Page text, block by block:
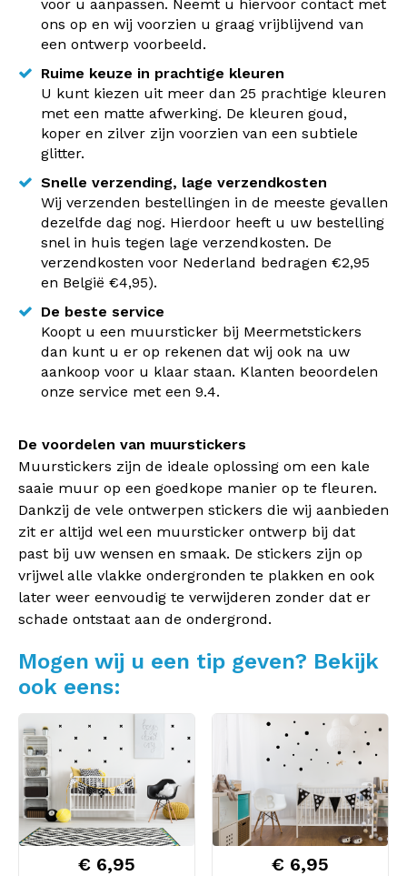
voor u aanpassen. Neemt u hiervoor contact met
ons op en wij voorzien u graag vrijblijvend van
een ontwerp voorbeeld.
Ruime keuze in prachtige kleuren
U kunt kiezen uit meer dan 25 prachtige kleuren
met een matte afwerking. De kleuren goud,
koper en zilver zijn voorzien van een subtiele
glitter.
Snelle verzending, lage verzendkosten
Wij verzenden bestellingen in de meeste gevallen
dezelfde dag nog. Hierdoor heeft u uw bestelling
snel in huis tegen lage verzendkosten. De
verzendkosten voor Nederland bedragen €2,95
en België €4,95).
De beste service
Koopt u een muursticker bij Meermetstickers
dan kunt u er op rekenen dat wij ook na uw
aankoop voor u klaar staan. Klanten beoordelen
onze service met een 9.4.
De voordelen van muurstickers
Muurstickers zijn de ideale oplossing om een kale
saaie muur op een goedkope manier op te fleuren.
Dankzij de vele ontwerpen stickers die wij aanbieden
zit er altijd wel een muursticker ontwerp bij dat
past bij uw wensen en smaak. De stickers zijn op
vrijwel alle vlakke ondergronden te plakken en ook
later weer eenvoudig te verwijderen zonder dat er
schade ontstaat aan de ondergrond.
Mogen wij u een tip geven? Bekijk
ook eens:
€ 6,95 € 6,95